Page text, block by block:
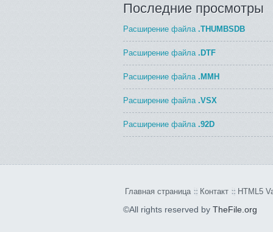
Последние просмотры
Расширение файла .THUMBSDB
Расширение файла .DTF
Расширение файла .MMH
Расширение файла .VSX
Расширение файла .92D
Главная страница Контакт HTML5
©All rights reserved by TheFile.org